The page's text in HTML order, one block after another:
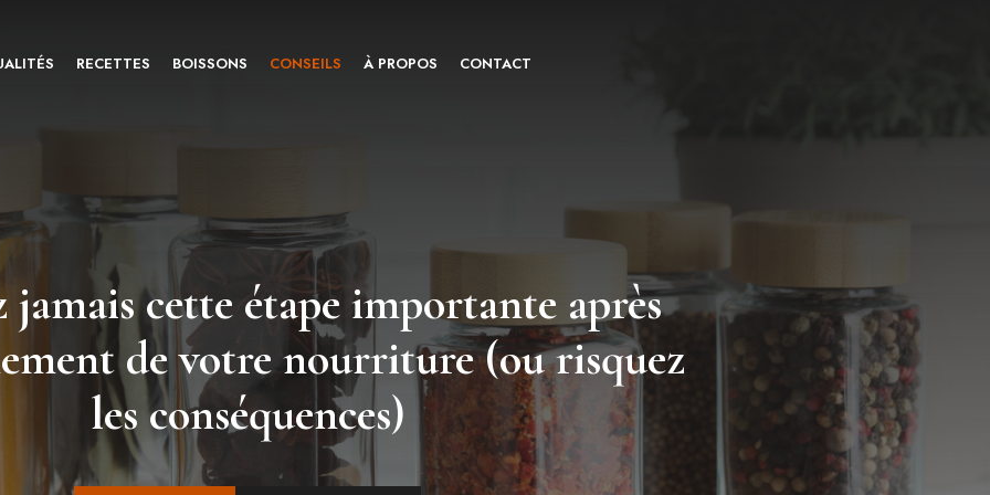
RECETTES BOISSONS CONSEILS À PROPOS CONTACT
jamais cette étape importante après
de votre nourriture (ou risquez
les conséquences)